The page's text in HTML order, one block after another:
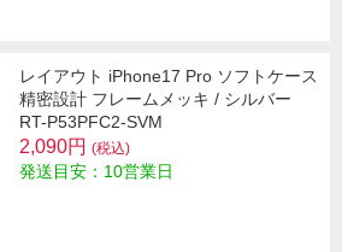
レイアウト iPhone17 Pro ソフトケース
精密設計 フレームメッキ / シルバー
RT-P53PFC2-SVM
2,090円 (税込)
発送目安：10営業日